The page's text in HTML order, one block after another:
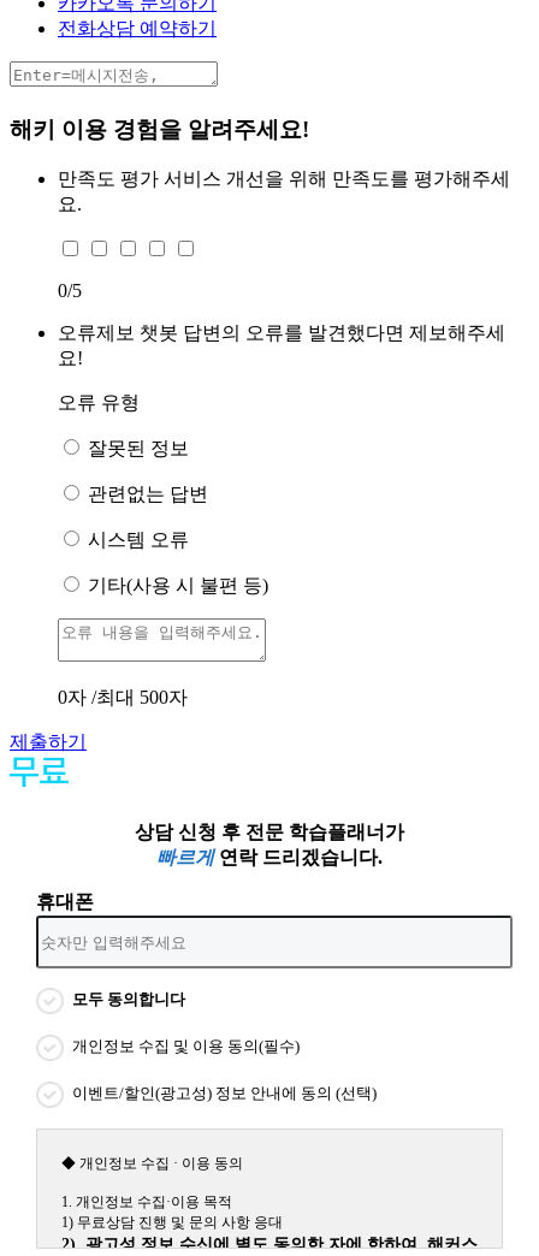
전화상담 예약하기
해키 이용 경험을 알려주세요!
만족도 평가 서비스 개선을 위해 만족도를 평가해주세
요.
0/5
오류제보 챗봇 답변의 오류를 발견했다면 제보해주세
요!
오류 유형
잘못된 정보
관련없는 답변
시스템 오류
기타(사용 시 불편 등)
0자 /최대 500자
제출하기
상담 신청 후 전문 학습플래너가
빠르게연락 드리겠습니다.
휴대폰
모두 동의합니다
개인정보 수집 및 이용 동의(필수)
이벤트/할인(광고성) 정보 안내에 동의 (선택)
◆ 개인정보 수집 · 이용 동의
1. 개인정보 수집·이용 목적
1) 무료상담 진행 및 문의 사항 응대
2) 광고성 정보 수신에 별도 동의한 자에 한하여 해커스